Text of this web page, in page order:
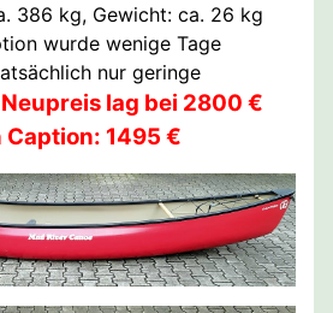
386 kg, Gewicht: ca. 26 kg
wurde wenige Tage
nur geringe
Neupreis lag bei 2800 €
1495 €